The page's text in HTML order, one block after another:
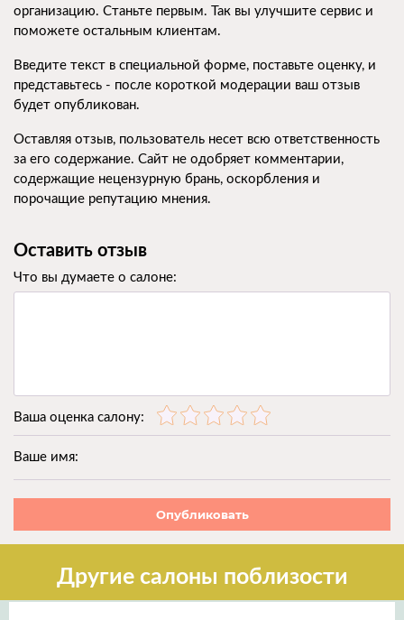
организацию. Станьте первым. Так вы улучшите сервис и
поможете остальным клиентам.
Введите текст в специальной форме, поставьте оценку, и
представьтесь - после короткой модерации ваш отзыв
будет опубликован.
Оставляя отзыв, пользователь несет всю ответственность
за его содержание. Сайт не одобряет комментарии,
содержащие нецензурную брань, оскорбления и
порочащие репутацию мнения.
Оставить отзыв
Что вы думаете о салоне:
Ваша оценка салону:
Ваше имя:
Опубликовать
Другие салоны поблизости